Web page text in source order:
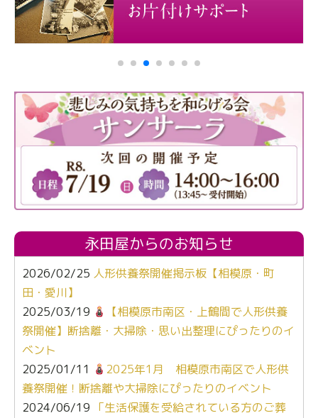
永田屋からのお知らせ
2026/02/25 人形供養祭開催掲示板【相模原・町
田・愛川】
2025/03/19
【相模原市南区・上鶴間で人形供養
祭開催】断捨離・大掃除・思い出整理にぴったりのイ
ベント
2025/01/11
2025年1月 相模原市南区で人形供
養祭開催！断捨離や大掃除にぴったりのイベント
2024/06/19 「生活保護を受給されている方のご葬